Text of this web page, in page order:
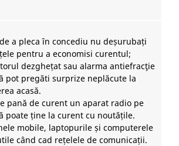
a pleca în concediu nu deșurubați
pentru a economisi curentul;
dezghețat sau alarma antiefracţie
pot pregăti surprize neplăcute la
acasă.
pană de curent un aparat radio pe
poate ține la curent cu noutățile.
mobile, laptopurile și computerele
când cad rețelele de comunicații.